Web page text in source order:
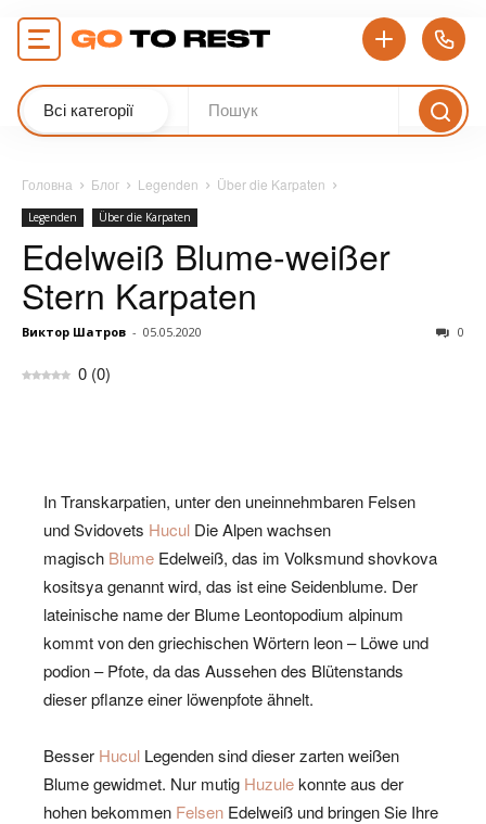
Всі категорії
Головна Блог Legenden Über die Karpaten
Legenden Über die Karpaten
Edelweiß Blume-weißer
Stern Karpaten
Виктор Шатров - 05.05.2020 0
0 (0)
In Transkarpatien, unter den uneinnehmbaren Felsen
und Svidovets Hucul Die Alpen wachsen
magisch Blume Edelweiß, das im Volksmund shovkova
kositsya genannt wird, das ist eine Seidenblume. Der
lateinische name der Blume Leontopodium alpinum
kommt von den griechischen Wörtern leon – Löwe und
podion – Pfote, da das Aussehen des Blütenstands
dieser pflanze einer löwenpfote ähnelt.
Besser Hucul Legenden sind dieser zarten weißen
Blume gewidmet. Nur mutig Huzulekonnte aus der
hohen bekommen Felsen Edelweiß und bringen Sie Ihre